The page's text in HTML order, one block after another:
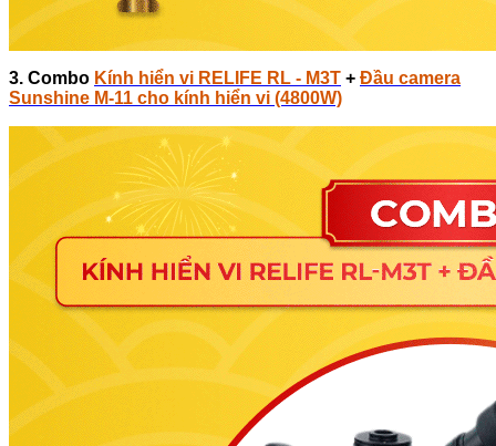
3. Combo Kính hiển vi RELIFE RL - M3T + Đầu camera
Sunshine M-11 cho kính hiển vi (4800W)